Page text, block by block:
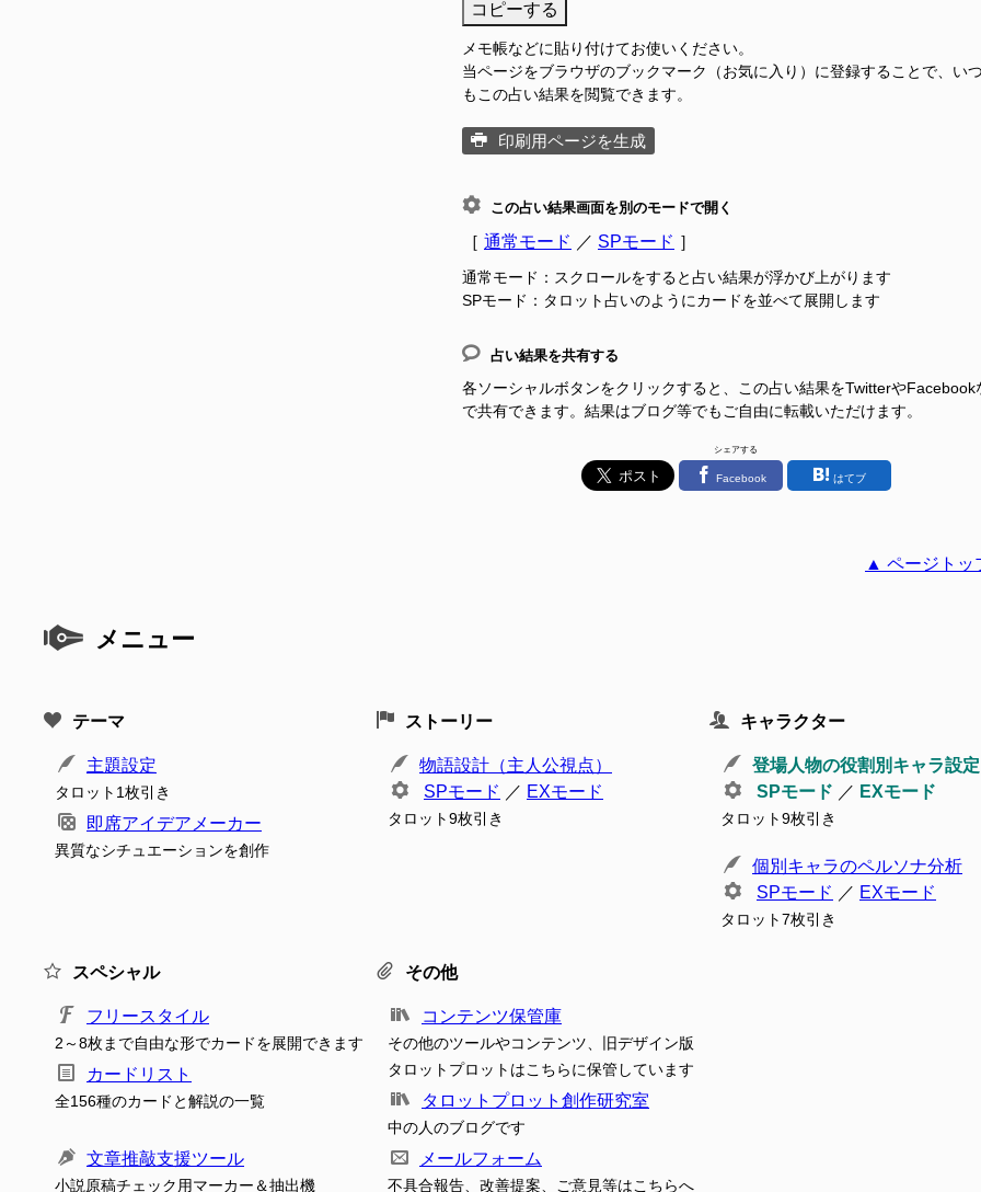
コピーする
メモ帳などに貼り付けてお使いください。
当ページをブラウザのブックマーク（お気に入り）に登録することで、い
もこの占い結果を閲覧できます。
印刷用ページを生成
この占い結果画面を別のモードで開く
［ 通常モード ／ SPモード ］
通常モード：スクロールをすると占い結果が浮かび上がります
SPモード：タロット占いのようにカードを並べて展開します
占い結果を共有する
各ソーシャルボタンをクリックすると、この占い結果をTwitterやFacebook
で共有できます。結果はブログ等でもご自由に転載いただけます。
シェアする
Facebook はてブ
▲ ページトッ
メニュー
テーマ
主題設定
タロット1枚引き
即席アイデアメーカー
異質なシチュエーションを創作
ストーリー
物語設計（主人公視点）
SPモード ／ EXモード
タロット9枚引き
キャラクター
登場人物の役割別キャラ設定
SPモード ／ EXモード
タロット9枚引き
個別キャラのペルソナ分析
SPモード ／ EXモード
タロット7枚引き
スペシャル
フリースタイル
2～8枚まで自由な形でカードを展開できます
カードリスト
全156種のカードと解説の一覧
文章推敲支援ツール
小説原稿チェック用マーカー＆抽出機
その他
コンテンツ保管庫
その他のツールやコンテンツ、旧デザイン版
タロットプロットはこちらに保管しています
タロットプロット創作研究室
中の人のブログです
メールフォーム
不具合報告、改善提案、ご意見等はこちらへ